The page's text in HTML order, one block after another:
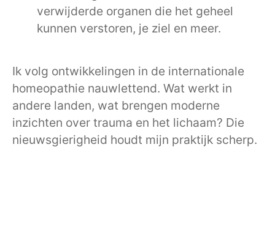
verwijderde organen die het geheel
kunnen verstoren, je ziel en meer.
Ik volg ontwikkelingen in de internationale
homeopathie nauwlettend. Wat werkt in
andere landen, wat brengen moderne
inzichten over trauma en het lichaam? Die
nieuwsgierigheid houdt mijn praktijk scherp.